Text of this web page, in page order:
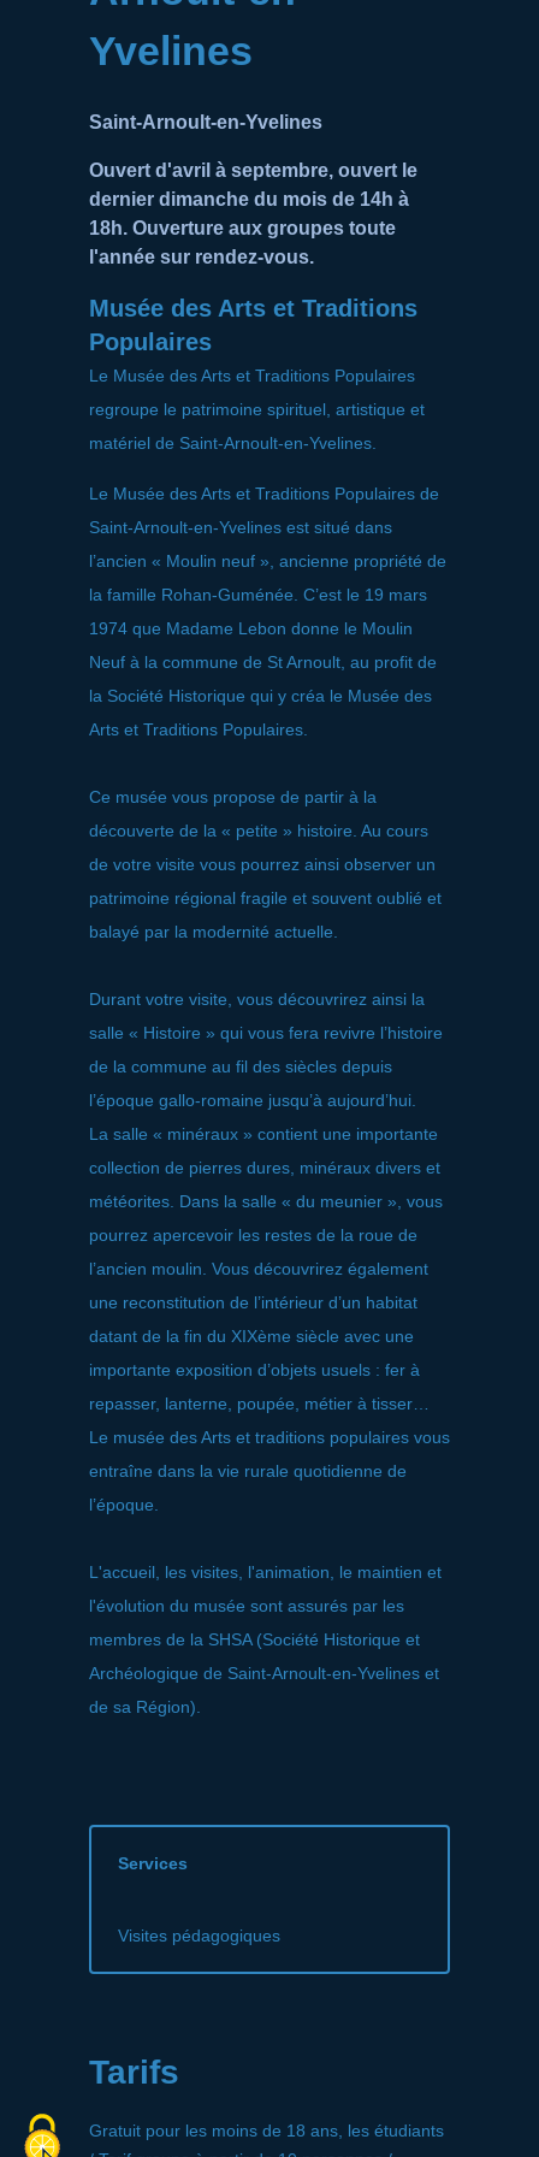
Yvelines
Saint-Arnoult-en-Yvelines
Ouvert d'avril à septembre, ouvert le
dernier dimanche du mois de 14h à
18h. Ouverture aux groupes toute
l'année sur rendez-vous.
Musée des Arts et Traditions
Populaires
Le Musée des Arts et Traditions Populaires
regroupe le patrimoine spirituel, artistique et
matériel de Saint-Arnoult-en-Yvelines.
Le Musée des Arts et Traditions Populaires de
Saint-Arnoult-en-Yvelines est situé dans
l’ancien « Moulin neuf », ancienne propriété de
la famille Rohan-Guménée. C’est le 19 mars
1974 que Madame Lebon donne le Moulin
Neuf à la commune de St Arnoult, au profit de
la Société Historique qui y créa le Musée des
Arts et Traditions Populaires.
Ce musée vous propose de partir à la
découverte de la « petite » histoire. Au cours
de votre visite vous pourrez ainsi observer un
patrimoine régional fragile et souvent oublié et
balayé par la modernité actuelle.
Durant votre visite, vous découvrirez ainsi la
salle « Histoire » qui vous fera revivre l’histoire
de la commune au fil des siècles depuis
l’époque gallo-romaine jusqu’à aujourd’hui.
La salle « minéraux » contient une importante
collection de pierres dures, minéraux divers et
météorites. Dans la salle « du meunier », vous
pourrez apercevoir les restes de la roue de
l’ancien moulin. Vous découvrirez également
une reconstitution de l’intérieur d’un habitat
datant de la fin du XIXème siècle avec une
importante exposition d’objets usuels : fer à
repasser, lanterne, poupée, métier à tisser…
Le musée des Arts et traditions populaires vous
entraîne dans la vie rurale quotidienne de
l’époque.
L'accueil, les visites, l'animation, le maintien et
l'évolution du musée sont assurés par les
membres de la SHSA (Société Historique et
Archéologique de Saint-Arnoult-en-Yvelines et
de sa Région).
Services
Visites pédagogiques
Tarifs
Gratuit pour les moins de 18 ans, les étudiants